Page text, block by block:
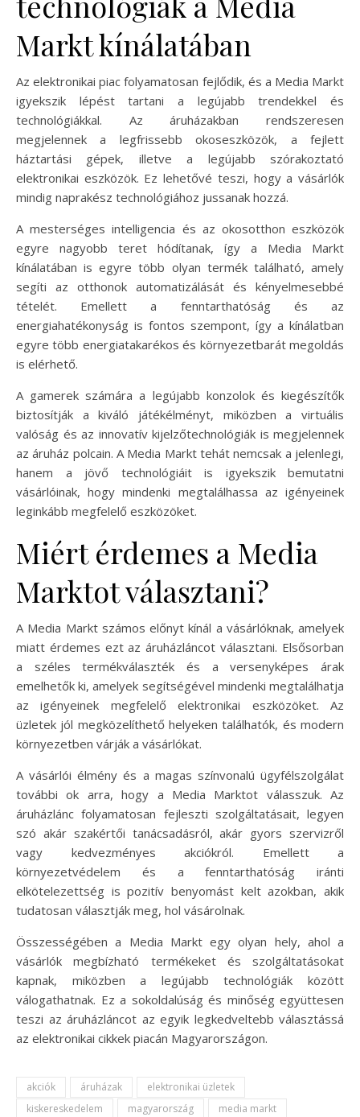
Markt kínálatában
Az elektronikai piac folyamatosan fejlődik, és a Media Markt
igyekszik lépést tartani a legújabb trendekkel és
technológiákkal. Az áruházakban rendszeresen
megjelennek a legfrissebb okoseszközök, a fejlett
háztartási gépek, illetve a legújabb szórakoztató
elektronikai eszközök. Ez lehetővé teszi, hogy a vásárlók
mindig naprakész technológiához jussanak hozzá.
A mesterséges intelligencia és az okosotthon eszközök
egyre nagyobb teret hódítanak, így a Media Markt
kínálatában is egyre több olyan termék található, amely
segíti az otthonok automatizálását és kényelmesebbé
tételét. Emellett a fenntarthatóság és az
energiahatékonyság is fontos szempont, így a kínálatban
egyre több energiatakarékos és környezetbarát megoldás
is elérhető.
A gamerek számára a legújabb konzolok és kiegészítők
biztosítják a kiváló játékélményt, miközben a virtuális
valóság és az innovatív kijelzőtechnológiák is megjelennek
az áruház polcain. A Media Markt tehát nemcsak a jelenlegi,
hanem a jövő technológiáit is igyekszik bemutatni
vásárlóinak, hogy mindenki megtalálhassa az igényeinek
leginkább megfelelő eszközöket.
Miért érdemes a Media
Marktot választani?
A Media Markt számos előnyt kínál a vásárlóknak, amelyek
miatt érdemes ezt az áruházláncot választani. Elsősorban
a széles termékválaszték és a versenyképes árak
emelhetők ki, amelyek segítségével mindenki megtalálhatja
az igényeinek megfelelő elektronikai eszközöket. Az
üzletek jól megközelíthető helyeken találhatók, és modern
környezetben várják a vásárlókat.
A vásárlói élmény és a magas színvonalú ügyfélszolgálat
további ok arra, hogy a Media Marktot válasszuk. Az
áruházlánc folyamatosan fejleszti szolgáltatásait, legyen
szó akár szakértői tanácsadásról, akár gyors szervizről
vagy kedvezményes akciókról. Emellett a
környezetvédelem és a fenntarthatóság iránti
elkötelezettség is pozitív benyomást kelt azokban, akik
tudatosan választják meg, hol vásárolnak.
Összességében a Media Markt egy olyan hely, ahol a
vásárlók megbízható termékeket és szolgáltatásokat
kapnak, miközben a legújabb technológiák között
válogathatnak. Ez a sokoldalúság és minőség együttesen
teszi az áruházláncot az egyik legkedveltebb választássá
az elektronikai cikkek piacán Magyarországon.
akciók áruházak
elektronikai üzletek
kiskereskedelem
magyarország
media markt